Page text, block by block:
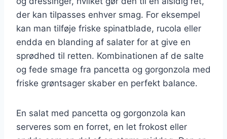
der kan tilpasses enhver smag. For eksempel
kan man tilføje friske spinatblade, rucola eller
endda en blanding af salater for at give en
sprødhed til retten. Kombinationen af de salte
og fede smage fra pancetta og gorgonzola med
friske grøntsager skaber en perfekt balance.
En salat med pancetta og gorgonzola kan
serveres som en forret, en let frokost eller